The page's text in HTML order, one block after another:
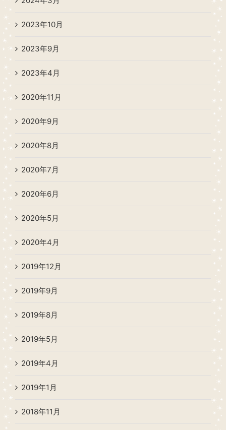
2023年10月
2023年9月
2023年4月
2020年11月
2020年9月
2020年8月
2020年7月
2020年6月
2020年5月
2020年4月
2019年12月
2019年9月
2019年8月
2019年5月
2019年4月
2019年1月
2018年11月